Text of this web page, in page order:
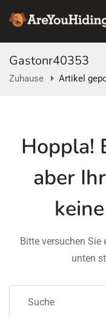
Gastonr40353
Zuhause Artikel
Hoppla!
aber
Bitte versuchen Sie
unten